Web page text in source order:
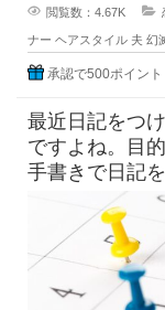
閲覧数：4.67K
ナー ヘアスタイル 夫 幻
承認で500ポイント
最近日記をつ
ですよね。目
手書きで日記
にも効果はす